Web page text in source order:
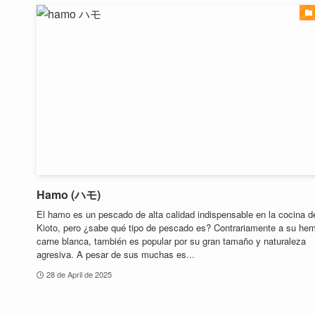
Hamo (ハモ)
El hamo es un pescado de alta calidad indispensable en la cocina
Kioto, pero ¿sabe qué tipo de pescado es? Contrariamente a su
carne blanca, también es popular por su gran tamaño y naturaleza
agresiva. A pesar de sus muchas es...
28 de April de 2025